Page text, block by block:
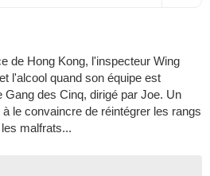
de Hong Kong, l'inspecteur Wing
l'alcool quand son équipe est
Gang des Cinq, dirigé par Joe. Un
le convaincre de réintégrer les rangs
malfrats...